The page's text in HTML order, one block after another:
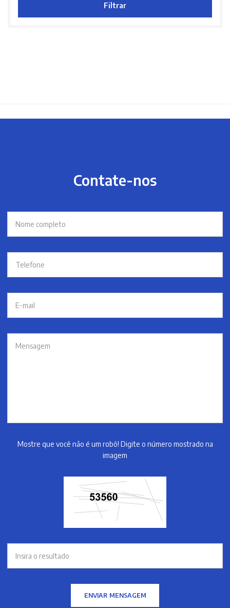
Filtrar
Contate-nos
Mostre que você não é um robô! Digite o número mostrado na
imagem
ENVIAR MENSAGEM